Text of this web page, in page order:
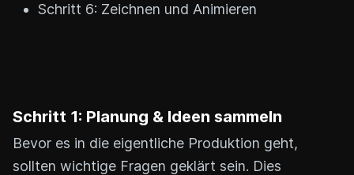
Schritt 6: Zeichnen und Animieren
Schritt 1: Planung & Ideen sammeln
Bevor es in die eigentliche Produktion geht,
sollten wichtige Fragen geklärt sein. Dies